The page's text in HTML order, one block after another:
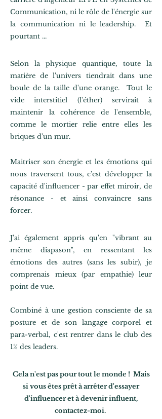
Communication, ni le rôle de l'énergie sur
la communication ni le leadership. Et
pourtant ...
Selon la physique quantique, toute la
matière de l'univers tiendrait dans une
boule de la taille d'une orange. Tout le
vide interstitiel (l'éther) servirait à
maintenir la cohérence de l'ensemble,
comme le mortier relie entre elles les
briques d'un mur.
Maitriser son énergie et les émotions qui
nous traversent tous, c'est développer la
capacité d'influencer - par effet miroir, de
résonance - et ainsi convaincre sans
forcer.
J'ai également appris qu'en "vibrant au
même diapason", en ressentant les
émotions des autres (sans les subir), je
comprenais mieux (par empathie) leur
point de vue.
Combiné à une gestion consciente de sa
posture et de son langage corporel et
para-verbal, c'est rentrer dans le club des
1% des leaders.
Cela n'est pas pour tout le monde ! Mais
si vous êtes prêt à arrêter d'essayer
d'influencer et à devenir influent,
contactez-moi.